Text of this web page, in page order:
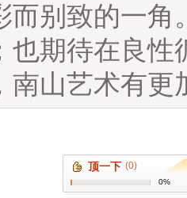
而别致的一
也期待在良
南山艺术有更
顶一下 (0)
0%